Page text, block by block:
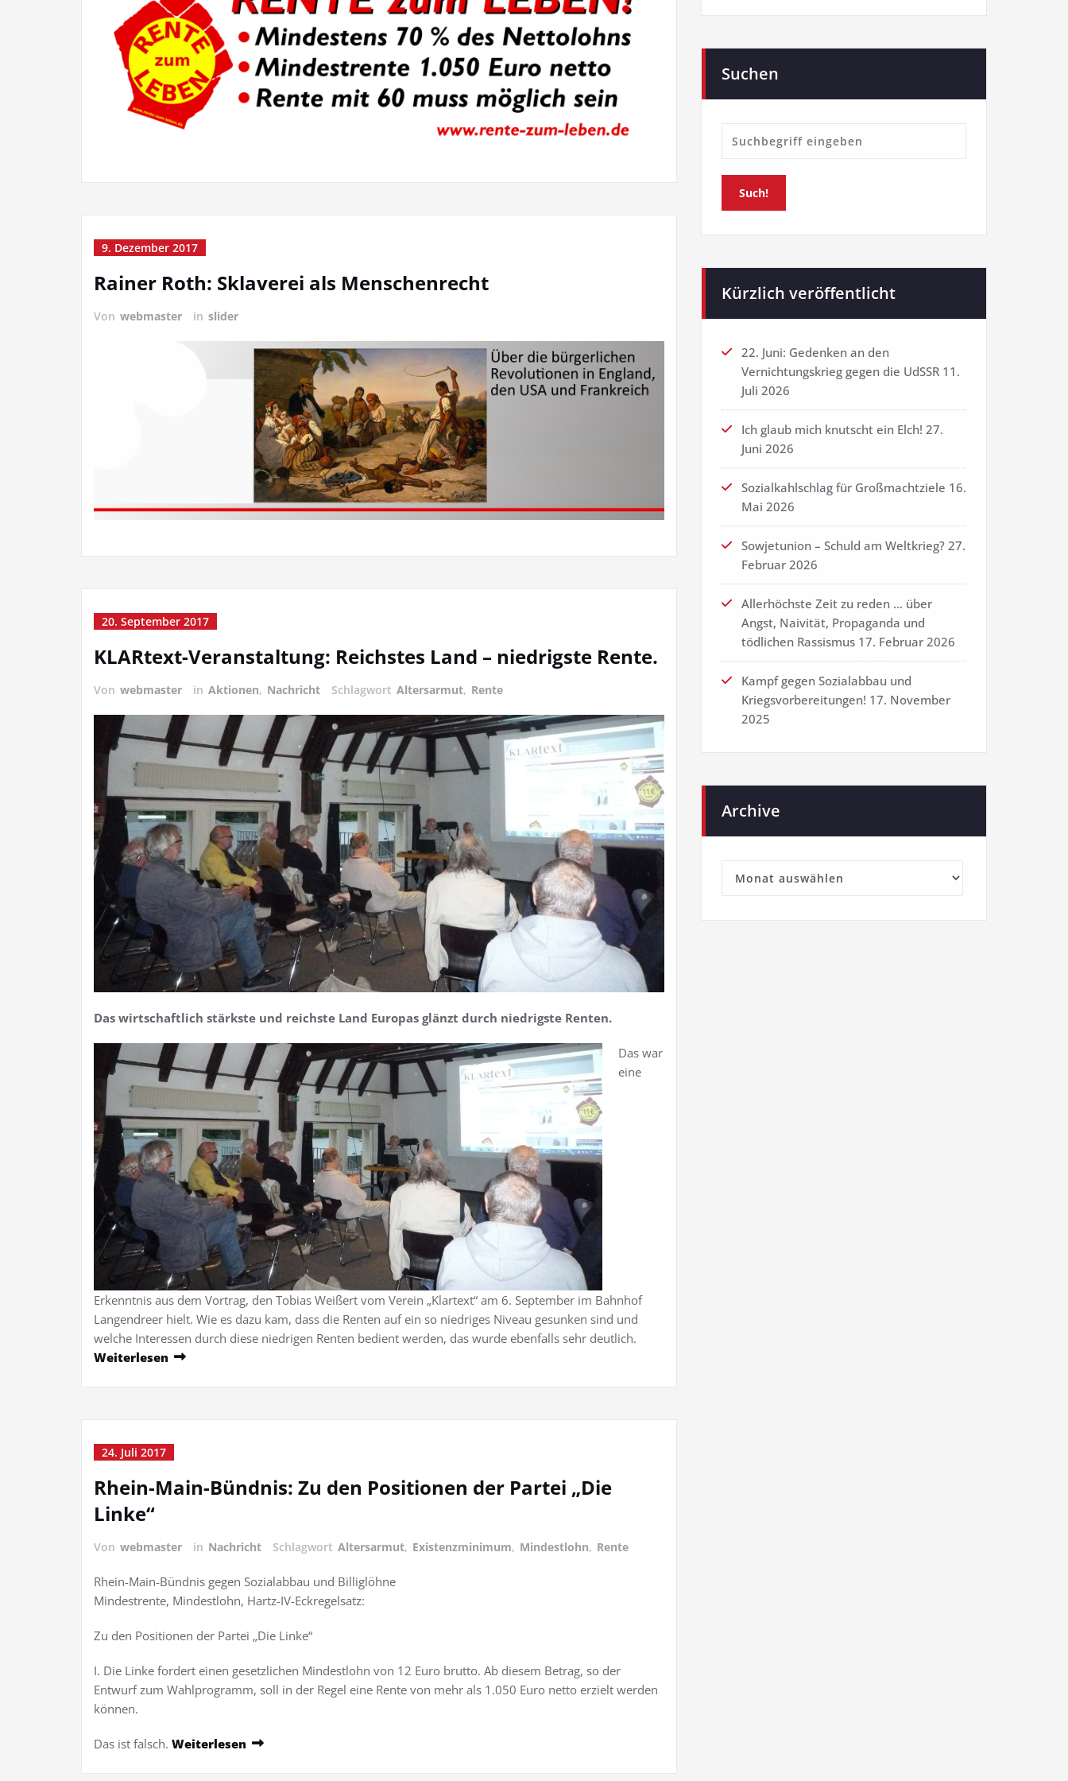
9. Dezember 2017
Rainer Roth: Sklaverei als Menschenrecht
Von webmaster in slider
20. September 2017
KLARtext-Veranstaltung: Reichstes Land – niedrigste Rente.
Von webmaster in Aktionen, Nachricht Schlagwort Altersarmut, Rente
Das wirtschaftlich stärkste und reichste Land Europas glänzt durch niedrigste Renten.
Das war
eine
Erkenntnis aus dem Vortrag, den Tobias Weißert vom Verein „Klartext“ am 6. September im Bahnhof
Langendreer hielt. Wie es dazu kam, dass die Renten auf ein so niedriges Niveau gesunken sind und
welche Interessen durch diese niedrigen Renten bedient werden, das wurde ebenfalls sehr deutlich.
Weiterlesen
24. Juli 2017
Rhein-Main-Bündnis: Zu den Positionen der Partei „Die
Linke“
Von webmaster in Nachricht Schlagwort Altersarmut, Existenzminimum, Mindestlohn, Rente
Rhein-Main-Bündnis gegen Sozialabbau und Billiglöhne
Mindestrente, Mindestlohn, Hartz-IV-Eckregelsatz:
Zu den Positionen der Partei „Die Linke“
I. Die Linke fordert einen gesetzlichen Mindestlohn von 12 Euro brutto. Ab diesem Betrag, so der
Entwurf zum Wahlprogramm, soll in der Regel eine Rente von mehr als 1.050 Euro netto erzielt werden
können.
Das ist falsch. Weiterlesen
Suchen
Such!
Kürzlich veröffentlicht
22. Juni: Gedenken an den
Vernichtungskrieg gegen die UdSSR 11.
Juli 2026
Ich glaub mich knutscht ein Elch! 27.
Juni 2026
Sozialkahlschlag für Großmachtziele 16.
Mai 2026
Sowjetunion – Schuld am Weltkrieg? 27.
Februar 2026
Allerhöchste Zeit zu reden … über
Angst, Naivität, Propaganda und
tödlichen Rassismus 17. Februar 2026
Kampf gegen Sozialabbau und
Kriegsvorbereitungen! 17. November
2025
Archive